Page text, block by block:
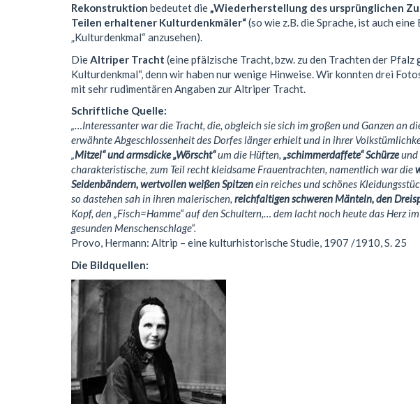
Rekonstruktion bedeutet die„Wiederherstellung des ursprünglichen
Teilen erhaltener Kulturdenkmäler“(so wie z.B. die Sprache, ist auch
„Kulturdenkmal“ anzusehen).
Die Altriper Tracht (eine pfälzische Tracht, bzw. zu den Trachten der
Kulturdenkmal“, denn wir haben nur wenige Hinweise. Wir konnten drei
mit sehr rudimentären Angaben zur Altriper Tracht.
Schriftliche Quelle:
„…Interessanter war die Tracht, die, obgleich sie sich im großen und Ganzen an
erwähnte Abgeschlossenheit des Dorfes länger erhielt und in ihrer
„Mitzel“ und armsdicke „Wörscht“um die Hüften, „schimmerdaffete“ Schürzeund
charakteristische, zum Teil recht kleidsame Frauentrachten, namentlich war die
Seidenbändern, wertvollen weißen Spitzenein reiches und schönes
so dastehen sah in ihren malerischen, reichfaltigen schweren Mänteln, den
Kopf, den „Fisch=Hamme“ auf den Schultern,… dem lacht noch heute das Herz
gesunden Menschenschlage“.
Provo, Hermann: Altrip – eine kulturhistorische Studie, 1907 /1910, S. 25
Die Bildquellen: